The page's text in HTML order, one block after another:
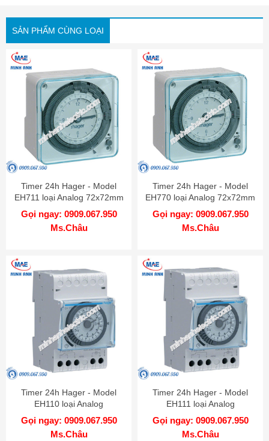
SẢN PHẨM CÙNG LOẠI
Timer 24h Hager - Model
EH711 loại Analog 72x72mm
Gọi ngay: 0909.067.950
Ms.Châu
Timer 24h Hager - Model
EH770 loại Analog 72x72mm
Gọi ngay: 0909.067.950
Ms.Châu
Timer 24h Hager - Model
EH110 loại Analog
Gọi ngay: 0909.067.950
Ms.Châu
Timer 24h Hager - Model
EH111 loại Analog
Gọi ngay: 0909.067.950
Ms.Châu